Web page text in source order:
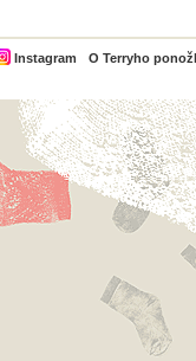
Instagram O Terryho